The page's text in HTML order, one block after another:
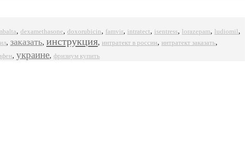
, dexamethasone, doxorubicin, famvir, intratect, isentress, lorazepam, ludiomil,
, заказать, инструкция, интратект в россии, интратект заказать,
, украине, фризиум купить